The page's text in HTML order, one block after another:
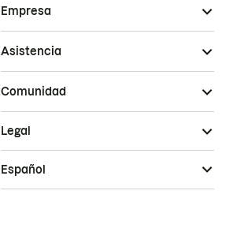
Empresa
Asistencia
Comunidad
Legal
Español